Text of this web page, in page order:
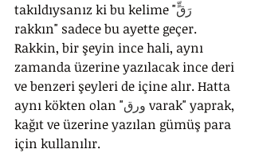
takıldıysanız ki bu kelime "
rakkın" sadece bu ayette geçer.
Rakkin, bir şeyin ince hali, aynı
zamanda üzerine yazılacak ince deri
ve benzeri şeyleri de içine alır. Hatta
aynı kökten olan "
varak" yaprak,
kağıt ve üzerine yazılan gümüş para
için kullanılır.